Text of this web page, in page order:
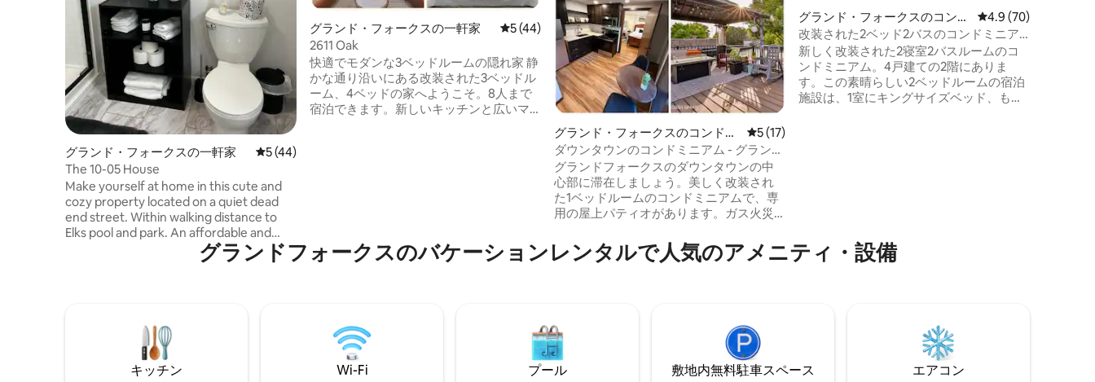
グランド・フォークスの一軒家 レビュー44件、5つ星中5つ星の平均評価
5 (44)
The 10-05 House
Make yourself at home in this cute and
cozy property located on a quiet dead
end street. Within walking distance to
Elks pool and park. An affordable and
quick Uber drive to explore all that
downtown Grand Forks has to offer! Easy
propane grill or Traeger pellet smoker
located on the deck. Relax in the evening
by turning on the propane fire pit, also
located on the deck.
グランド・フォークスの一軒家 レビュー44件、5つ星中5つ星の平均評価
5 (44)
2611 Oak
快適でモダンな3ベッドルームの隠れ家 静
かな通り沿いにある改装された3ベッドル
ーム、4ベッドの家へようこそ。8人まで
宿泊できます。新しいキッチンと広いマ
地下のファミリールーム、スマートテレ
ビ2台、ファイバーインターネット、フル
グランド・フォークスのコンドミ
ニアム
レビュー17件、5つ星中5つ星の平均評価
5 (17)
ダウンタウンのコンドミニアム - グランド
フォークスの見どころへのアクセス抜群
グランドフォークスのダウンタウンの中
心部に滞在しましょう。美しく改装され
た1ベッドルームのコンドミニアムで、専
用の屋上パティオがあります。ガス火災
ています。この新しく改装されたコンド
ミニアムには、美しいキッチンとバスル
ださい。ユニット内のワークスペース。
最高のレストラン、カフェ、グリーンウ
ェイアクセス、フィットネス施設、タウ
ンスクエアまでわずか数歩です。UND、
グランド・フォークスのコンド
ミニアム
レビュー70件、5つ
4.9 (70)
改装された2ベッド2バスのコンドミニア
ム。アルトルとUNDに近い。
新しく改装された2寝室2バスルームのコ
ンドミニアム。4戸建ての2階にありま
す。この素晴らしい2ベッドルームの宿泊
施設は、1室にキングサイズベッド、もう1
ル、アレルス・センターまで2マイルで
グランドフォークスのバケーションレンタルで人気のアメニティ・設備
キッチン Wi-Fi プール 敷地内無料駐⁠車ス⁠ペ⁠ー⁠ス エアコン